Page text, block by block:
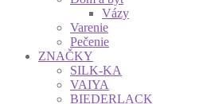
Vázy
Varenie
Pečenie
ZNAČKY
SILK-KA
VAIYA
BIEDERLACK